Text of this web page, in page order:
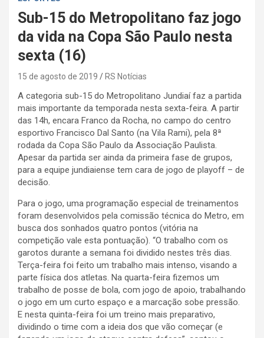
Sub-15 do Metropolitano faz jogo
da vida na Copa São Paulo nesta
sexta (16)
15 de agosto de 2019 RS Notícias
A categoria sub-15 do Metropolitano Jundiaí faz a partida
mais importante da temporada nesta sexta-feira. A partir
das 14h, encara Franco da Rocha, no campo do centro
esportivo Francisco Dal Santo (na Vila Rami), pela 8ª
rodada da Copa São Paulo da Associação Paulista.
Apesar da partida ser ainda da primeira fase de grupos,
para a equipe jundiaiense tem cara de jogo de playoff – de
decisão.
Para o jogo, uma programação especial de treinamentos
foram desenvolvidos pela comissão técnica do Metro, em
busca dos sonhados quatro pontos (vitória na
competição vale esta pontuação). “O trabalho com os
garotos durante a semana foi dividido nestes três dias.
Terça-feira foi feito um trabalho mais intenso, visando a
parte física dos atletas. Na quarta-feira fizemos um
trabalho de posse de bola, com jogo de apoio, trabalhando
o jogo em um curto espaço e a marcação sobe pressão.
E nesta quinta-feira foi um treino mais preparativo,
dividindo o time com a ideia dos que vão começar (e